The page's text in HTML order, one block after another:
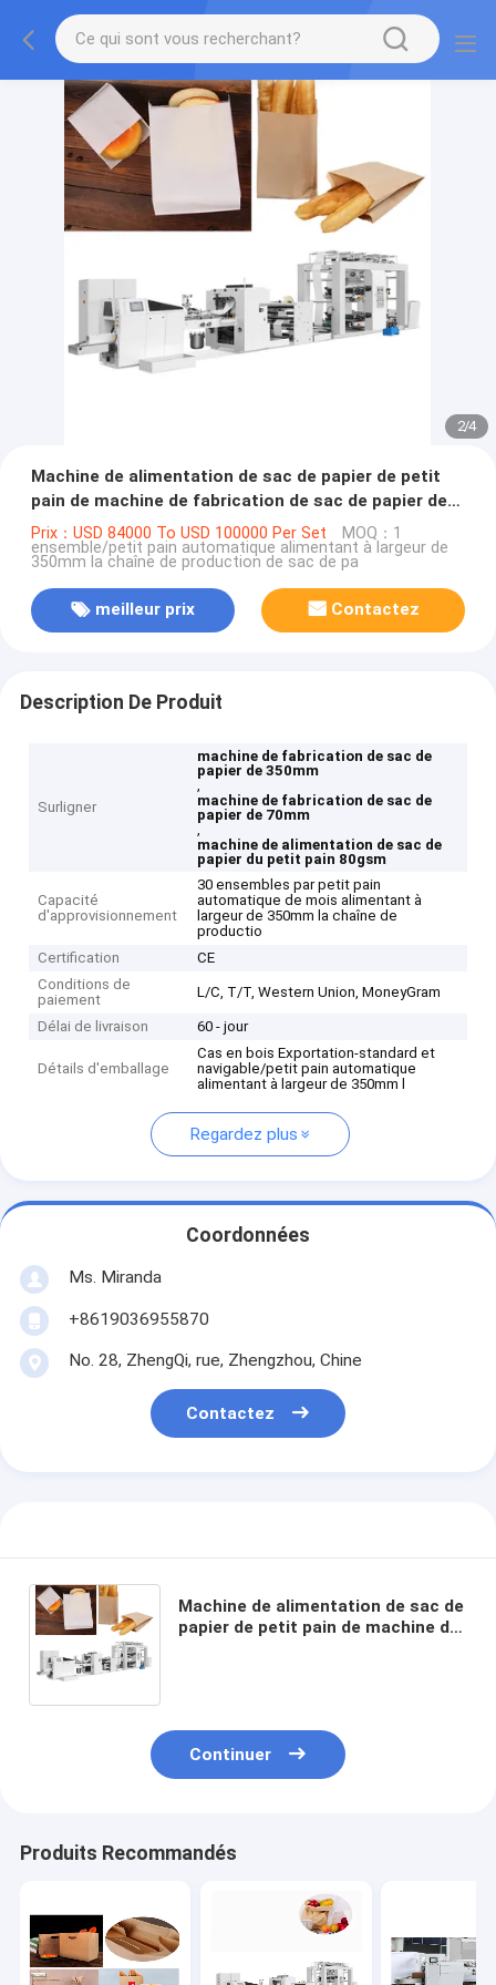
2/4
Machine de alimentation de sac de papier de petit
pain de machine de fabrication de sac de papier de
70mm à de 350mm
Prix：USD 84000 To USD 100000 Per Set MOQ：1
ensemble/petit pain automatique alimentant à largeur de
350mm la chaîne de production de sac de pa
meilleur prix Contactez
Description De Produit
Surligner
machine de fabrication de sac de
papier de 350mm
,
machine de fabrication de sac de
papier de 70mm
,
machine de alimentation de sac de
papier du petit pain 80gsm
Capacité
d'approvisionnement
30 ensembles par petit pain
automatique de mois alimentant à
largeur de 350mm la chaîne de
productio
Certification
CE
Conditions de
paiement
L/C, T/T, Western Union, MoneyGram
Délai de livraison 60 - jour
Détails d'emballage
Cas en bois Exportation-standard et
navigable/petit pain automatique
alimentant à largeur de 350mm l
Regardez plus
Coordonnées
Ms. Miranda
+8619036955870
No. 28, ZhengQi, rue, Zhengzhou, Chine
Contactez
Machine de alimentation de sac de
papier de petit pain de machine de
Continuer
Produits Recommandés